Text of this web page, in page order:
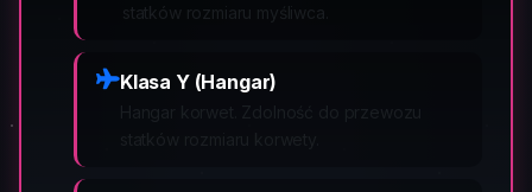
statków rozmiaru myśliwca.
Klasa Y (Hangar)